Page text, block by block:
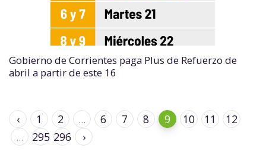
Gobierno de Corrientes paga Plus de Refuerzo de
abril a partir de este 16
‹ 1 2 ... 6 7 8 9 10 11
12
...
295 296 ›